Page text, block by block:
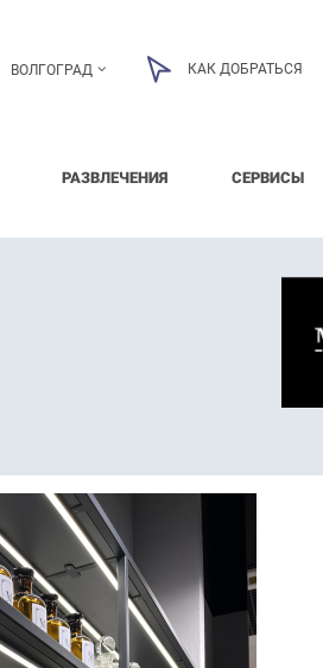
ВОЛГОГРАД КАК ДОБРАТЬСЯ
РАЗВЛЕЧЕНИЯ СЕРВИСЫ